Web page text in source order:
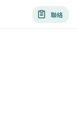
聯絡